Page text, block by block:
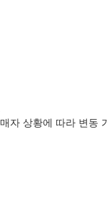
자 상황에 따라 변동